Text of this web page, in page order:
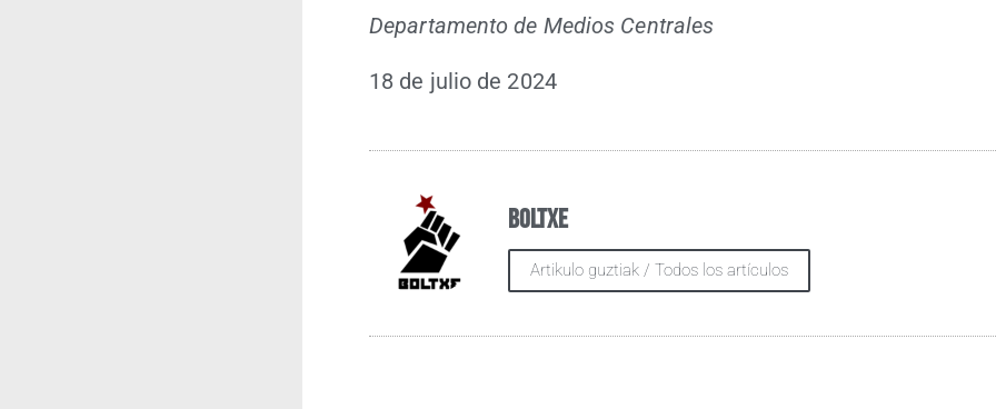
Depar­ta­men­to de Medios Centrales
18 de julio de 2024
Boltxe
Artikulo guztiak / Todos los artículos